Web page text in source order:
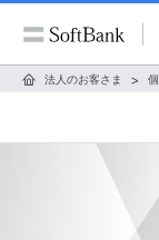
法人のお客さま